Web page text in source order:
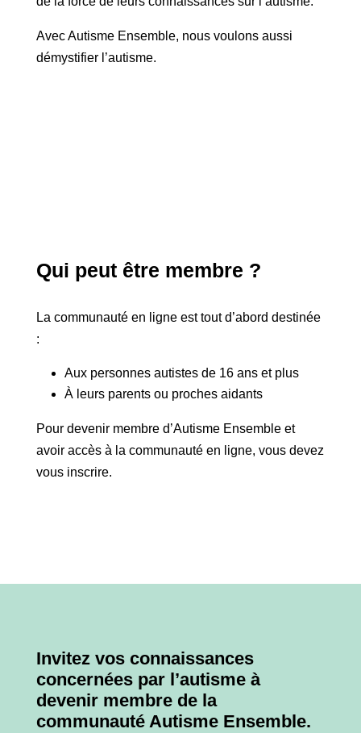
Avec Autisme Ensemble, nous voulons aussi
démystifier l’autisme.
Qui peut être membre ?
La communauté en ligne est tout d’abord destinée
:
Aux personnes autistes de 16 ans et plus
À leurs parents ou proches aidants
Pour devenir membre d’Autisme Ensemble et
avoir accès à la communauté en ligne, vous devez
vous inscrire.
Invitez vos connaissances
concernées par l’autisme à
devenir membre de la
communauté Autisme Ensemble.